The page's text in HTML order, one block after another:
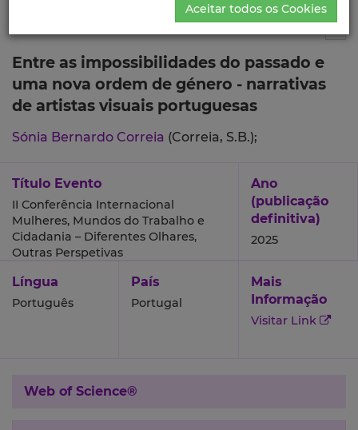
Entre as impossibilidades do passado e
uma nova ordem de género - narrativas
de artistas visuais portuguesas
Sónia Bernardo Correia (Correia, S.B.);
Título Evento
II Conferência Internacional
Mulheres, Mundos do Trabalho e
Cidadania – Diferentes Olhares,
Outras Perspetivas
Ano
(publicação
definitiva)
2025
Língua
Português
País
Portugal
Mais
Informação
Visitar Link
Web of Science®
Aceitar todos os Cookies